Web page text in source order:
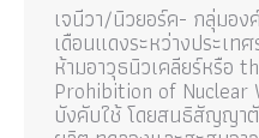
เจนีวา/นิวยอร์ค- กลุ่มอง
เดือนแดงระหว่างประเ
ห้ามอาวุธนิวเคลียร์หรือ
Prohibition of Nuclear
บังคับใช้ โดยสนธิสัญญา